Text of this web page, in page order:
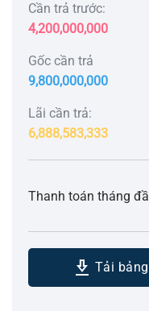
Cần trả trước:
4,200,000,000
Gốc cần trả
9,800,000,000
Lãi cần trả:
6,888,583,333
Thanh toán tháng
download_2 Tải